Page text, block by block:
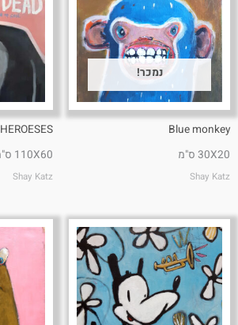
נמכר!
Blue monkey
30X20 ס"מ
Shay Katz
HEROESES
110X60 ס"מ
Shay Katz